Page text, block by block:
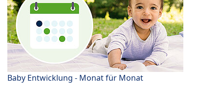
Baby Entwicklung - Monat für Monat